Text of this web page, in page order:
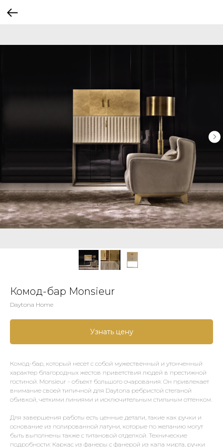
Комод-бар Monsieur
Daytona Home
Узнать цену
Комод-бар, который несет с собой мужественный и утонченный
характер благородных жестов приветствия людей в престижной
гостиной. Monsieur - объект большого очарования. Он привлекает
внимание своей типичной для Daytona ребристой стеганой
обивкой, четкими линиями и исключительным стильным оттенком.
Для завершения работы есть ценные детали, такие как ручки и
основание из полированной латуни, которые по желанию могут
быть выполнены также с титановой отделкой. Технические
подробности: Каркас из фанеры с фанерой из капа мирта, ручки